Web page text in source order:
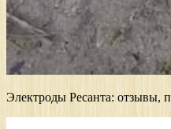
Электроды Ресанта: отзывы,